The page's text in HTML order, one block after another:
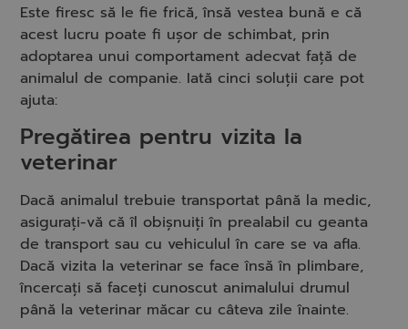
Este firesc să le fie frică, însă vestea bună e că
acest lucru poate fi ușor de schimbat, prin
adoptarea unui comportament adecvat față de
animalul de companie. Iată cinci soluții care pot
ajuta:
Pregătirea pentru vizita la
veterinar
Dacă animalul trebuie transportat până la medic,
asigurați-vă că îl obișnuiți în prealabil cu geanta
de transport sau cu vehiculul în care se va afla.
Dacă vizita la veterinar se face însă în plimbare,
încercați să faceți cunoscut animalului drumul
până la veterinar măcar cu câteva zile înainte.